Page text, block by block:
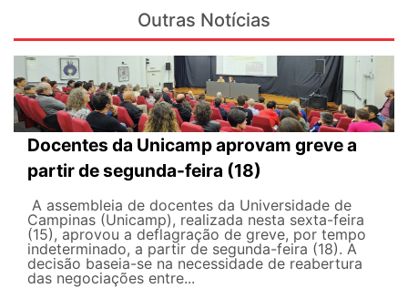
Outras Notícias
Docentes da Unicamp aprovam greve a
partir de segunda-feira (18)
A assembleia de docentes da Universidade de
Campinas (Unicamp), realizada nesta sexta-feira
(15), aprovou a deflagração de greve, por tempo
indeterminado, a partir de segunda-feira (18). A
decisão baseia-se na necessidade de reabertura
das negociações entre...